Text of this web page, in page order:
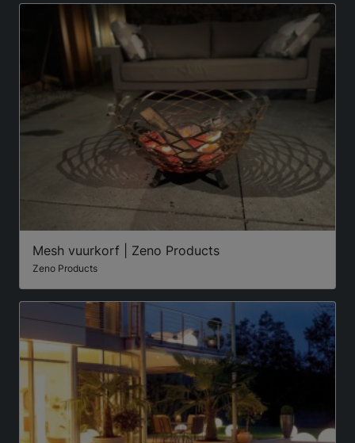
Mesh vuurkorf | Zeno Products
Zeno Products